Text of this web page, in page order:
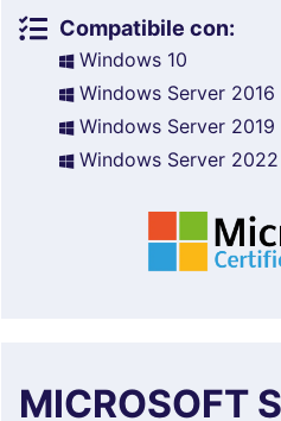
Compatibile con:
Windows 10
Windows Server 2016
Windows Server 2019
Windows Server 2022
MICROSOFT